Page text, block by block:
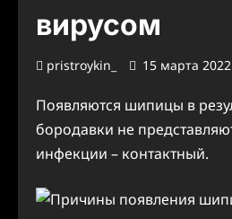
вирусом
pristroykin_ 15 марта
Появляются шипицы в
бородавки не
инфекции – контактный.